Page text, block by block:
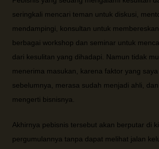
seringkali mencari teman untuk diskusi,
mendampingi, konsultan untuk
berbagai workshop dan seminar untuk
dari kesulitan yang dihadapi. Namun tidak
menerima masukan, karena faktor yang
sebelumnya, merasa sudah menjadi ahli,
mengerti bisnisnya.
Akhirnya pebisnis tersebut akan berputar di
pergumulannya tanpa dapat melihat jalan